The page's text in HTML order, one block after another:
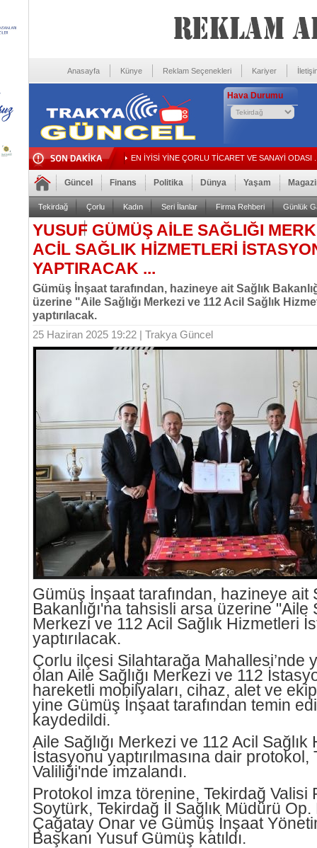
Anasayfa Künye Reklam Seçenekleri Kariyer
Hava Durumu
EN İYİSİ YİNE ÇORLU TİCARET VE SANAYİ ODASI
Güncel Finans Politika Dünya Yaşam
Tekirdağ Çorlu Kadın Seri İlanlar Firma Rehberi Günlük
Foto Galeri Video Galeri
YUSUF GÜMÜŞ AİLE SAĞLIĞI
ACİL SAĞLIK HİZMETLERİ
YAPTIRACAK ...
Gümüş İnşaat tarafından, hazineye ait Sağlık
üzerine "Aile Sağlığı Merkezi ve 112 Acil Sağlık
yaptırılacak.
25 Haziran 2025 19:22 | Trakya Güncel
Gümüş İnşaat tarafından, hazineye ait
Bakanlığı'na tahsisli arsa üzerine "Aile
Merkezi ve 112 Acil Sağlık Hizmetleri
yaptırılacak.
Çorlu ilçesi Silahtarağa Mahallesi’nde
olan Aile Sağlığı Merkezi ve 112
hareketli mobilyaları, cihaz, alet ve
yine Gümüş İnşaat tarafından temin
kaydedildi.
Aile Sağlığı Merkezi ve 112 Acil Sağlık
İstasyonu yaptırılmasına dair protokol,
Valiliği'nde imzalandı.
Protokol imza törenine, Tekirdağ Valisi
Soytürk, Tekirdağ İl Sağlık Müdürü Op.
Çağatay Onar ve Gümüş İnşaat
Başkanı Yusuf Gümüş katıldı.